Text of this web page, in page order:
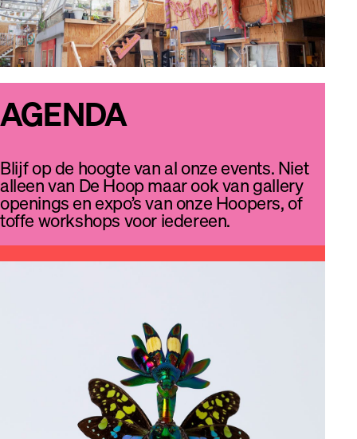
AGENDA
Blijf op de hoogte van al onze events. Niet
alleen van De Hoop maar ook van gallery
openings en expo’s van onze Hoopers, of
toffe workshops voor iedereen.